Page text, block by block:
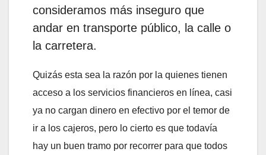
consideramos más inseguro que
andar en transporte público, la calle o
la carretera.
Quizás esta sea la razón por la quienes tienen
acceso a los servicios financieros en línea, casi
ya no cargan dinero en efectivo por el temor de
ir a los cajeros, pero lo cierto es que todavía
hay un buen tramo por recorrer para que todos